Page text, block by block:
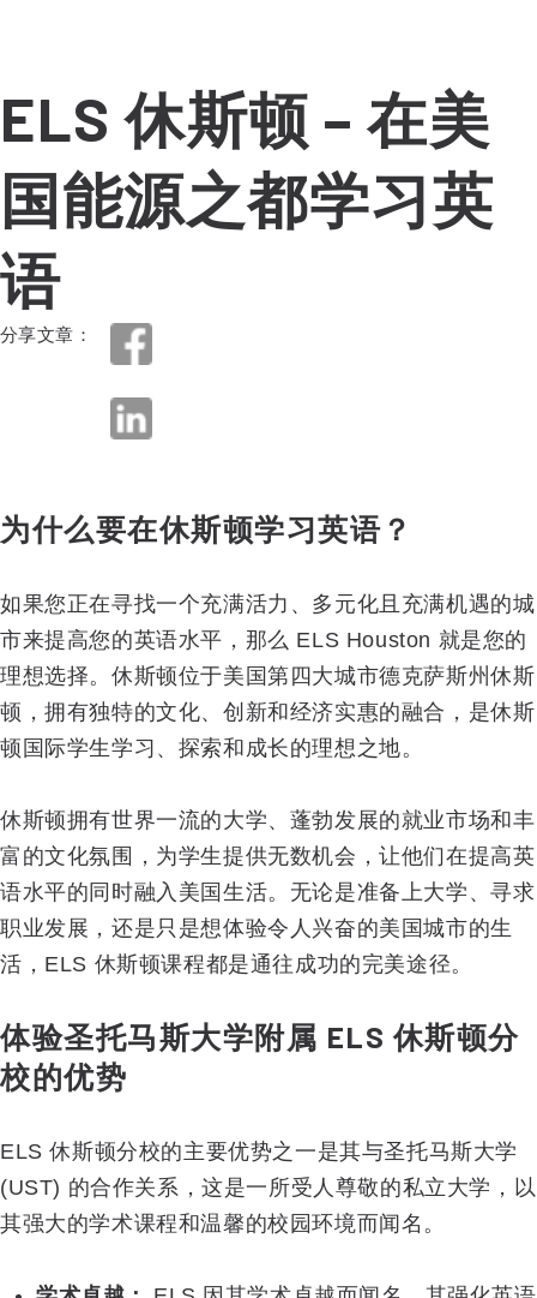
ELS 休斯顿 – 在美
国能源之都学习英
语
分享文章：
为什么要在休斯顿学习英语？
如果您正在寻找一个充满活力、多元化且充满机遇的城
市来提高您的英语水平，那么 ELS Houston 就是您的
理想选择。休斯顿位于美国第四大城市德克萨斯州休斯
顿，拥有独特的文化、创新和经济实惠的融合，是休斯
顿国际学生学习、探索和成长的理想之地。
休斯顿拥有世界一流的大学、蓬勃发展的就业市场和丰
富的文化氛围，为学生提供无数机会，让他们在提高英
语水平的同时融入美国生活。无论是准备上大学、寻求
职业发展，还是只是想体验令人兴奋的美国城市的生
活，ELS 休斯顿课程都是通往成功的完美途径。
体验圣托马斯大学附属 ELS 休斯顿分
校的优势
ELS 休斯顿分校的主要优势之一是其与圣托马斯大学
(UST) 的合作关系，这是一所受人尊敬的私立大学，以
其强大的学术课程和温馨的校园环境而闻名。